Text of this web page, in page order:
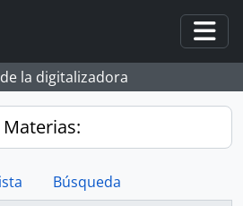
la digitalizadora
Materias:
Búsqueda